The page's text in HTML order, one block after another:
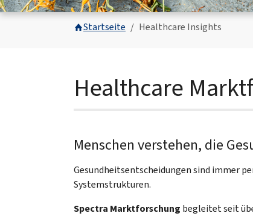
You are here:
Startseite Healthcare Insights
Healthcare
Menschen verstehen, die
Gesundheitsentscheidungen sind immer
Systemstrukturen.
Spectra Marktforschung begleitet seit